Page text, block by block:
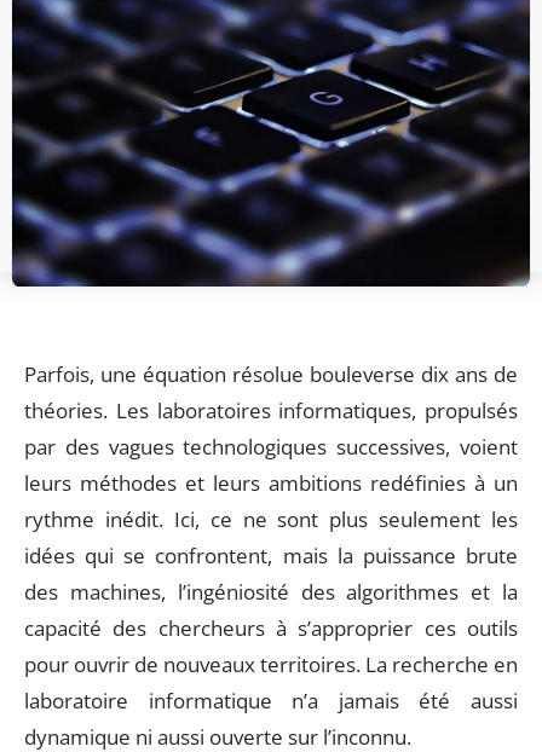
Parfois, une équation résolue bouleverse dix ans de
théories. Les laboratoires informatiques, propulsés
par des vagues technologiques successives, voient
leurs méthodes et leurs ambitions redéfinies à un
rythme inédit. Ici, ce ne sont plus seulement les
idées qui se confrontent, mais la puissance brute
des machines, l’ingéniosité des algorithmes et la
capacité des chercheurs à s’approprier ces outils
pour ouvrir de nouveaux territoires. La recherche en
laboratoire informatique n’a jamais été aussi
dynamique ni aussi ouverte sur l’inconnu.